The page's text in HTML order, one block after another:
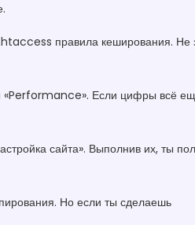
правила кеширования. Не
«Performance». Если цифры всё
сайта». Выполнив их, ты
Но если ты сделаешь